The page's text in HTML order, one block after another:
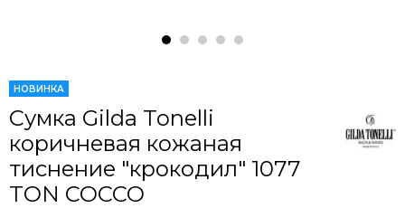
НОВИНКА
Сумка Gilda Tonelli
коричневая кожаная
тиснение "крокодил" 1077
TON COCCO